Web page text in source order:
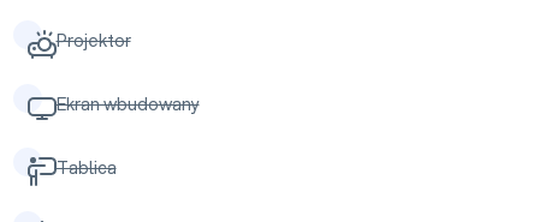
Projektor
Ekran wbudowany
Tablica